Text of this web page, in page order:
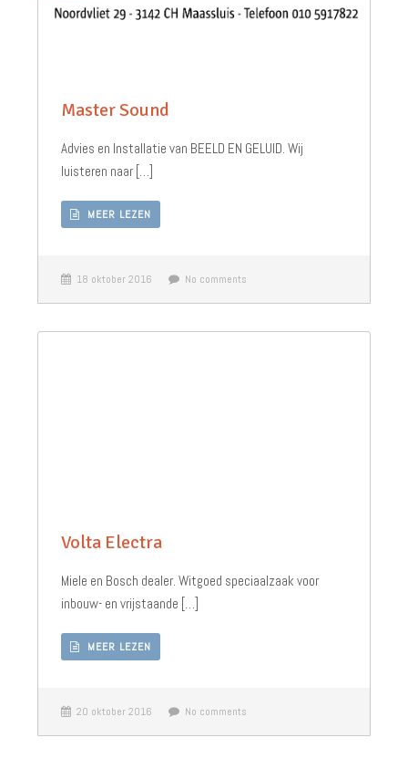
Master Sound
Advies en Installatie van BEELD EN GELUID. Wij
luisteren naar […]
MEER LEZEN
18 oktober 2016 No comments
Volta Electra
Miele en Bosch dealer. Witgoed speciaalzaak voor
inbouw- en vrijstaande […]
MEER LEZEN
20 oktober 2016 No comments